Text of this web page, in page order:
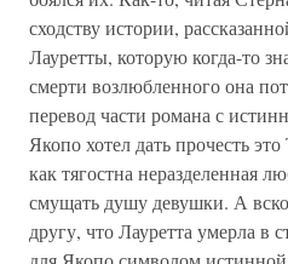
сходству истории,
Лауретты, которую когда-то
смерти возлюбленного она
перевод части романа с
Якопо хотел дать прочесть
как тягостна неразделенная
смущать душу девушки. А
другу, что Лауретта умерла в